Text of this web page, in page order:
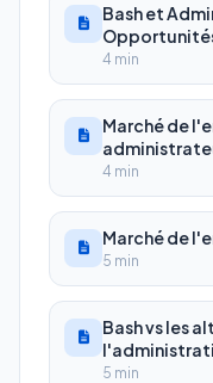
Bash et
4 min
Marché de
4 min
Marché de
5 min
Bash vs les
5 min